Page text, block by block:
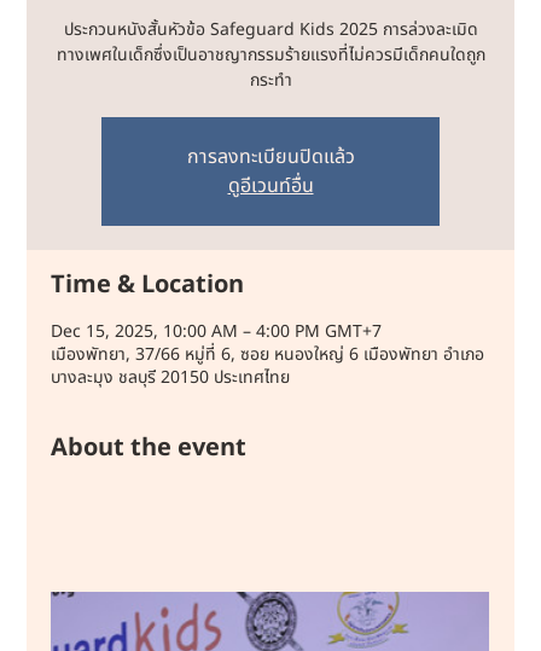
ประกวนหนังสั้นหัวข้อ Safeguard Kids 2025 การล่วงละเมิด
ทางเพศในเด็กซึ่งเป็นอาชญากรรมร้ายแรงที่ไม่ควรมีเด็กคนใดถูก
กระทำ
การลงทะเบียนปิดแล้ว
ดูอีเวนท์อื่น
Time & Location
Dec 15, 2025, 10:00 AM – 4:00 PM GMT+7
เมืองพัทยา, 37/66 หมู่ที่ 6, ซอย หนองใหญ่ 6 เมืองพัทยา อำเภอ
บางละมุง ชลบุรี 20150 ประเทศไทย
About the event